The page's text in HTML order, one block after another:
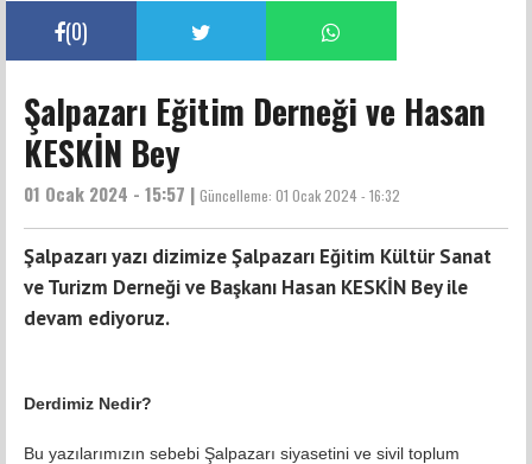
(0)
Şalpazarı Eğitim Derneği ve Hasan
KESKİN Bey
01 Ocak 2024 - 15:57 | Güncelleme: 01 Ocak 2024 - 16:32
Şalpazarı yazı dizimize Şalpazarı Eğitim Kültür Sanat
ve Turizm Derneği ve Başkanı Hasan KESKİN Bey ile
devam ediyoruz.
Derdimiz Nedir?
Bu yazılarımızın sebebi Şalpazarı siyasetini ve sivil toplum